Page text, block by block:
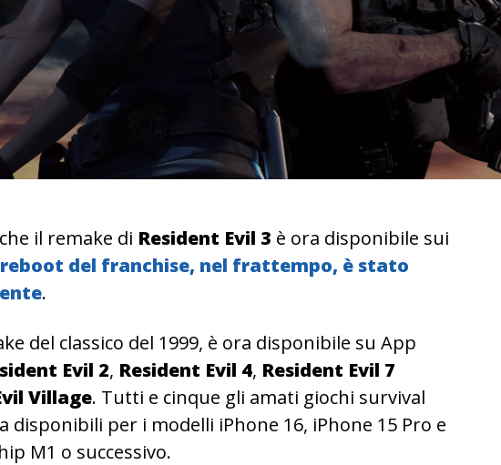
il remake di Resident Evil 3 è ora disponibile sui
del franchise, nel frattempo, è stato
.
del classico del 1999, è ora disponibile su App
Evil 2, Resident Evil 4, Resident Evil 7
Village. Tutti e cinque gli amati giochi survival
per i modelli iPhone 16, iPhone 15 Pro e
M1 o successivo.